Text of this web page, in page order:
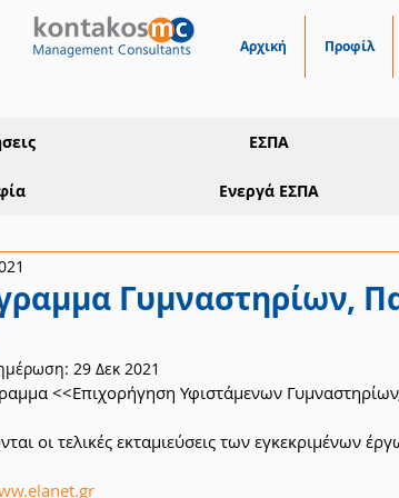
Αρχική Προφίλ
ΕΣΠΑ
Ενεργά ΕΣΠΑ
Γυμναστηρίων,
29 Δεκ 2021
<<Επιχορήγηση Υφιστάμενων
οι τελικές εκταμιεύσεις των εγκεκριμένων